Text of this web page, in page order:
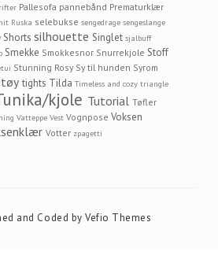
Pallesofa pannebånd Prematurklær
Ruska selebukse sengedrage sengeslange
Shorts silhouette Singlet sjalbuff
Smekke Smokkesnor Snurrekjole Stoff
Stunning Rosy Sy til hunden Syrom
tights Tilda Timeless and cozy triangle
kjole Tutorial Tøfler
Vatteppe Vest Vognpose Voksen
Votter zpagetti
and Coded byVefio Themes